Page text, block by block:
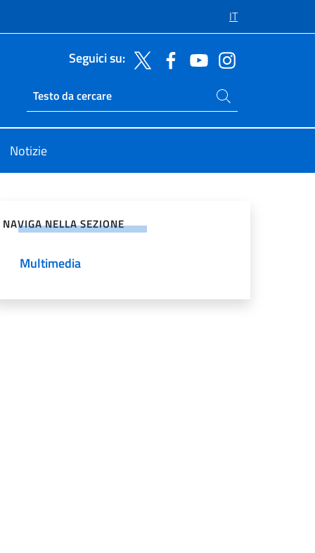
IT
Seguici su:
Ricerca sito live
Cerca nel sito
Notizie
NAVIGA NELLA SEZIONE
Multimedia